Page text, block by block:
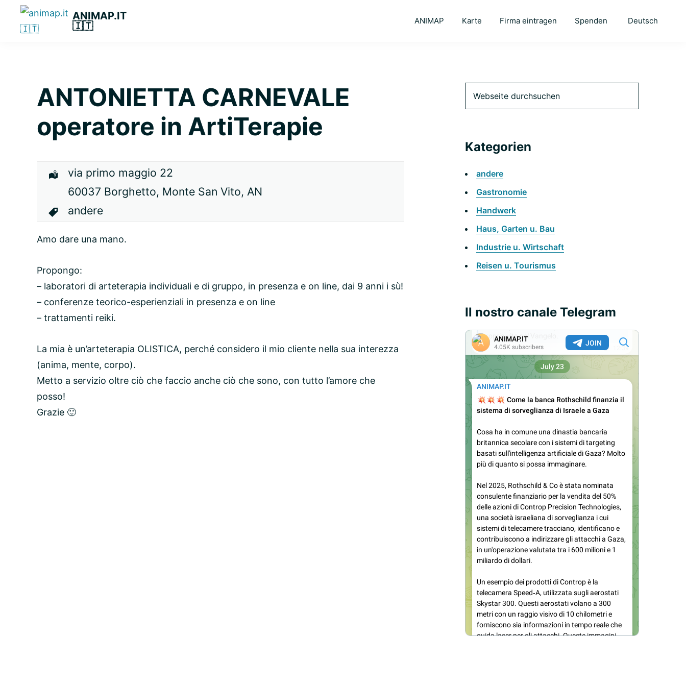
Hauptnavigation
Inhalt
Seitenspalte
ANIMAP.IT
🇮🇹
ANIMAP Karte Firma eintragen Spenden Deutsch
ANTONIETTA CARNEVALE
operatore in ArtiTerapie
via primo maggio 22
60037 Borghetto, Monte San Vito, AN
andere
Amo dare una mano.
Propongo:
– laboratori di arteterapia individuali e di gruppo, in presenza e on line, dai 9 anni i sù!
– conferenze teorico-esperienziali in presenza e on line
– trattamenti reiki.
La mia è un’arteterapia OLISTICA, perché considero il mio cliente nella sua interezza
(anima, mente, corpo).
Metto a servizio oltre ciò che faccio anche ciò che sono, con tutto l’amore che
posso!
Grazie 🙂
Seitenspalte
durchsuchen
Kategorien
andere
Gastronomie
Handwerk
Haus, Garten u. Bau
Industrie u. Wirtschaft
Reisen u. Tourismus
Il nostro canale Telegram